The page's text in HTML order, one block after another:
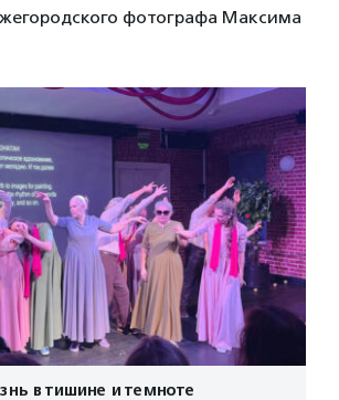
фотографа Максима
в тишине и темноте